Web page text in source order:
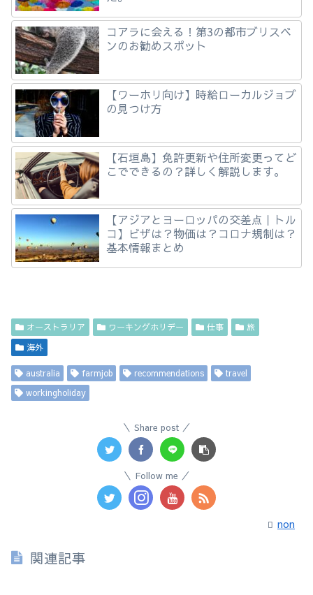
コアラに会える！第3の都市ブリスベ
ンのお勧めスポット
【ワーホリ向け】時給ローカルジョブ
の見つけ方
【石垣島】免許更新や住所変更ってど
こでできるの？詳しく解説します。
【アジアとヨーロッパの交差点｜トル
コ】ビザは？物価は？コロナ規制は？
基本情報まとめ
オーストラリア ワーキングホリデー 仕事
旅
海外
australia farmjob recommendations
travel
workingholiday
Share post
Follow me
non
関連記事